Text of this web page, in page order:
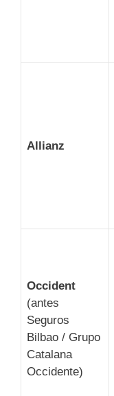
Allianz
Occident
(antes
Seguros
Bilbao / Grupo
Catalana
Occidente)